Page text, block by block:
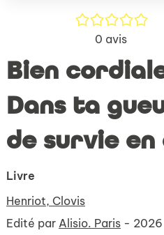
/5
0 avis
Bien
Dans ta
de survie
Livre
Henriot, Clovis
Edité par Alisio. Paris - 2026